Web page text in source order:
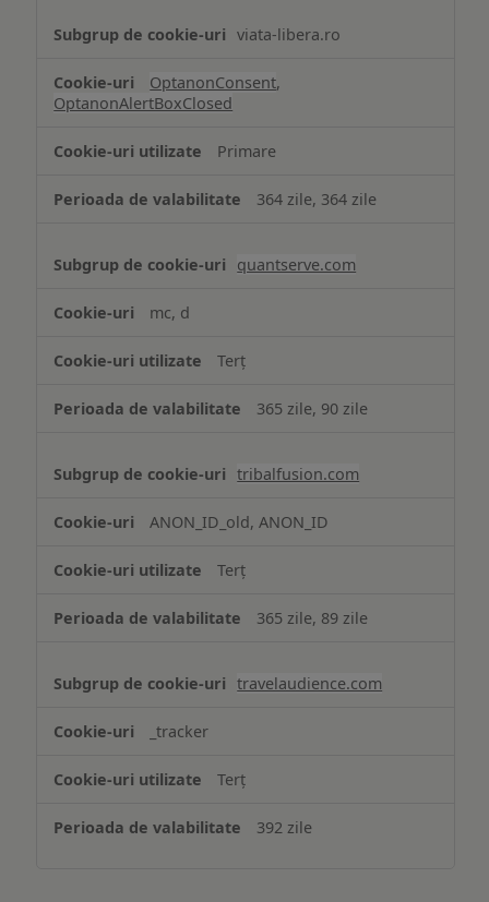
viata-libera.ro
OptanonConsent,
OptanonAlertBoxClosed
Primare
364 zile, 364 zile
quantserve.com
mc, d
Terț
365 zile, 90 zile
tribalfusion.com
ANON_ID_old, ANON_ID
Terț
365 zile, 89 zile
travelaudience.com
_tracker
Terț
392 zile